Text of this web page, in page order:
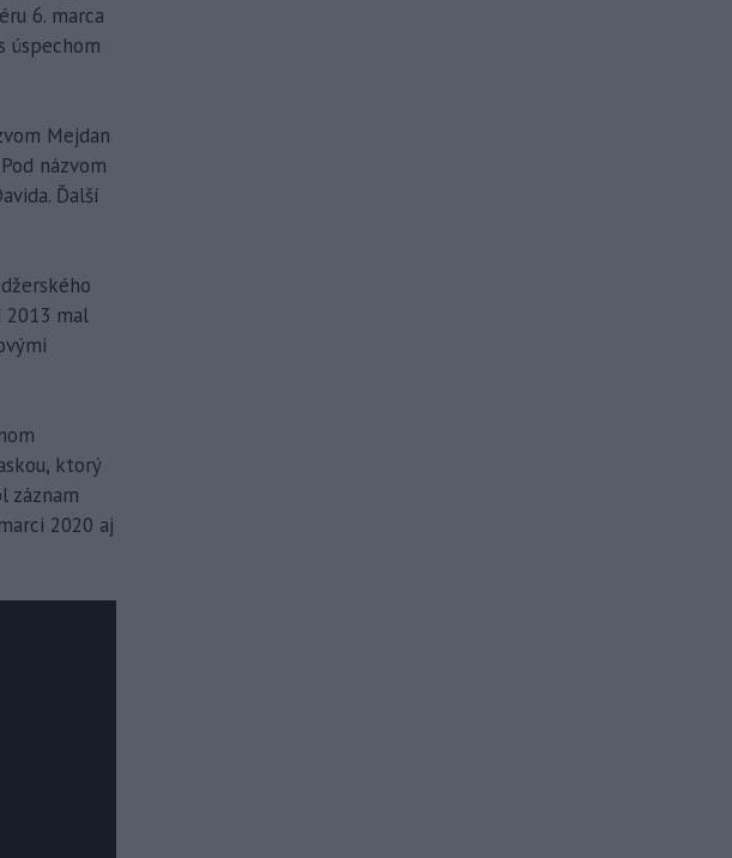
6. marca
úspechom
Mejdan
názvom
Ďalší
2013 mal
ktorý
záznam
2020 aj